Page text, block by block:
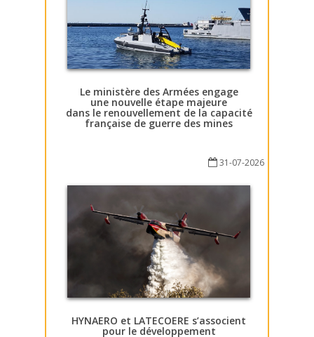
Le ministère des Armées engage
une nouvelle étape majeure
dans le renouvellement de la capacité
française de guerre des mines
31-07-2026
HYNAERO et LATECOERE s’associent
pour le développement